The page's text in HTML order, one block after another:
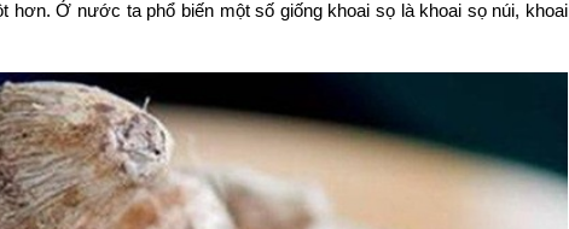
hơn. Ở nước ta phổ biến một số giống khoai sọ là khoai sọ núi, khoai